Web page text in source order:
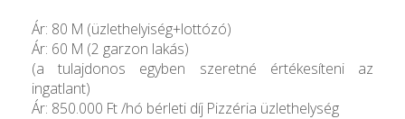
Ár: 80 M (üzlethelyiség+lottózó)
Ár: 60 M (2 garzon lakás)
(a tulajdonos egyben szeretné értékesíteni az
ingatlant)
Ár: 850.000 Ft /hó bérleti díj Pizzéria üzlethelység